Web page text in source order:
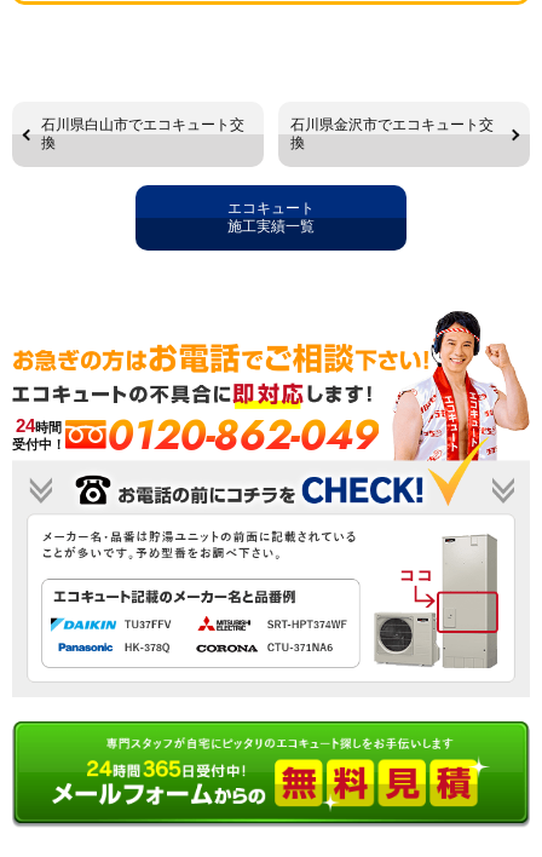
石川県白山市でエコキュート交
換
石川県金沢市でエコキュート交
換
エコキュート
施工実績一覧
24時間
受付中！
0120-862-049